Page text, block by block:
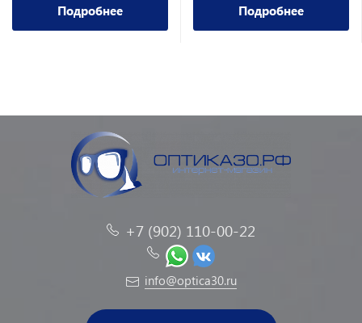
Подробнее Подробнее
+7 (902) 110-00-22
info@optica30.ru